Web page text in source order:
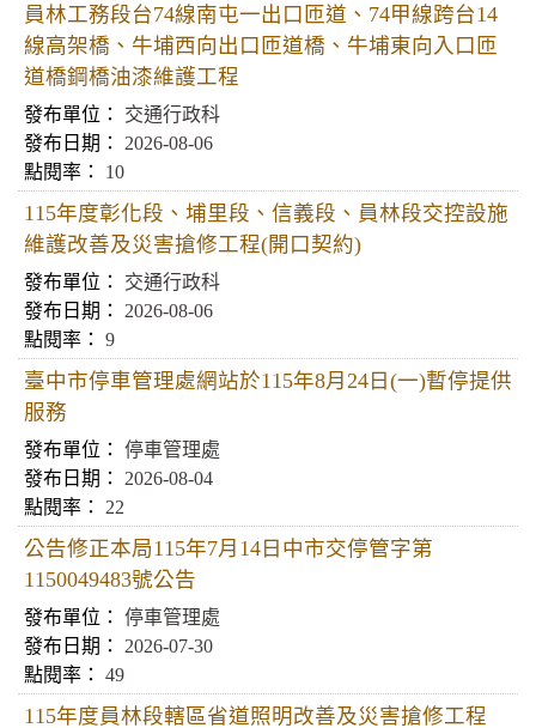
員林工務段台74線南屯一出口匝道、74甲線跨台14
線高架橋、牛埔西向出口匝道橋、牛埔東向入口匝
道橋鋼橋油漆維護工程
交通行政科
2026-08-06
10
115年度彰化段、埔里段、信義段、員林段交控設施
維護改善及災害搶修工程(開口契約)
交通行政科
2026-08-06
9
臺中市停車管理處網站於115年8月24日(一)暫停提供
服務
停車管理處
2026-08-04
22
公告修正本局115年7月14日中市交停管字第
1150049483號公告
停車管理處
2026-07-30
49
115年度員林段轄區省道照明改善及災害搶修工程